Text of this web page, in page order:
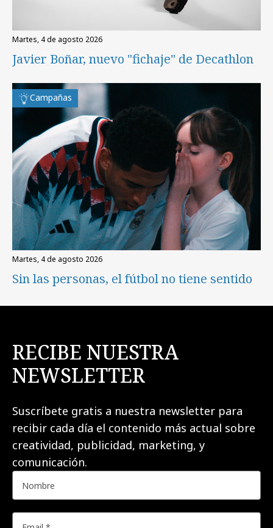
martes, 4 de agosto 2026
Javier Boñar, nuevo "fichaje" de Decathlon
Campañas
martes, 4 de agosto 2026
Sin las personas, el fútbol no tiene sentido
RECIBE NUESTRA
NEWSLETTER
Suscríbete gratis a nuestra newsletter para
recibir cada día el contenido más actual sobre
creatividad, publicidad, marketing, y
comunicación.